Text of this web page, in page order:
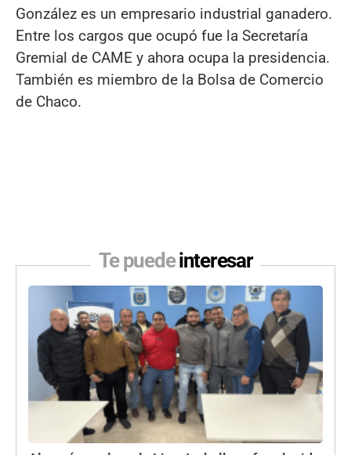
González es un empresario industrial ganadero.
Entre los cargos que ocupó fue la Secretaría
Gremial de CAME y ahora ocupa la presidencia.
También es miembro de la Bolsa de Comercio
de Chaco.
Te puedeinteresar